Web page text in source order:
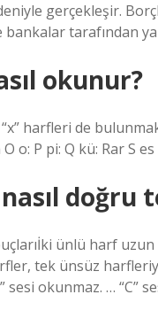
gerçekleşir.
bankalar tarafından
okunur?
harfleri de
o: P pi: Q kü: Rar S
doğru
ünlü harf
tek ünsüz
okunmaz. … “C”